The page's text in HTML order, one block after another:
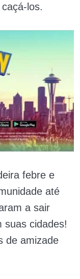
los.
febre e
até
a sair
suas cidades!
de amizade